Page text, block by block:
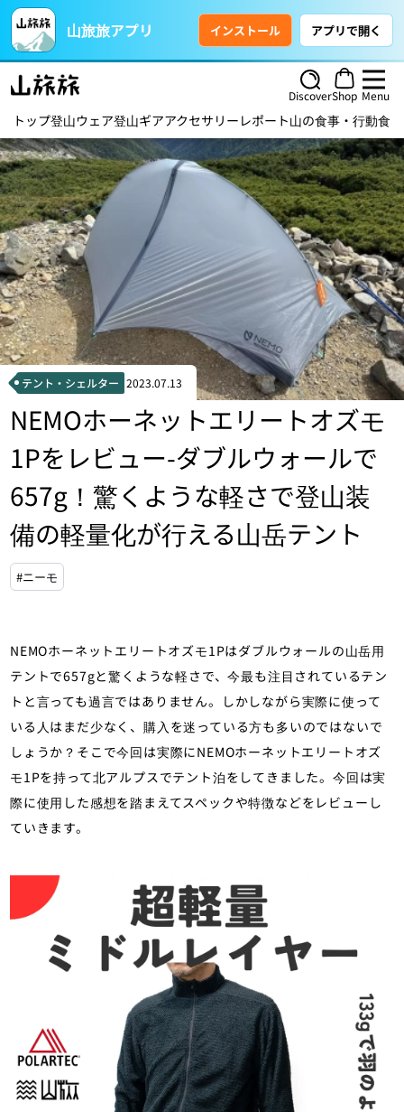
山旅旅アプリ インストール アプリで開く
DiscoverShop Menu
トップ登山ウェア登山ギアアクセサリー レポート山の食事・行動食
テント・シェルター 2023.07.13
NEMOホーネットエリートオズモ
1Pをレビュー-ダブルウォールで
657g！驚くような軽さで登山装
備の軽量化が行える山岳テント
#ニーモ
NEMOホーネットエリートオズモ1Pはダブルウォールの山岳用
テントで657gと驚くような軽さで、今最も注目されているテン
トと言っても過言ではありません。しかしながら実際に使って
いる人はまだ少なく、購入を迷っている方も多いのではないで
しょうか？そこで今回は実際にNEMOホーネットエリートオズ
モ1Pを持って北アルプスでテント泊をしてきました。今回は実
際に使用した感想を踏まえてスペックや特徴などをレビューし
ていきます。